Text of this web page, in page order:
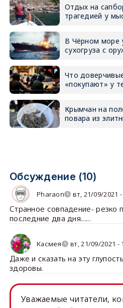
Отдых на
трагедией у
В Чёрном море
сухогруза с
Что
«покупают» у
Крымчан на
повара из
Обсуждение (10)
Pharaon вт, 21/09/2021
Странное совпадение- резко
последние два дня......
Касмея вт, 21/09/2021 -
Даже и сказать на эту
здоровы.
Уважаемые читатели,